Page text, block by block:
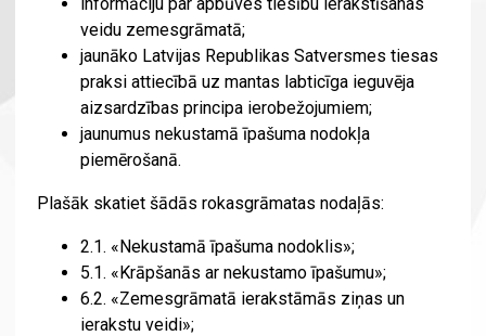
veidu zemesgrāmatā;
jaunāko Latvijas Republikas Satversmes tiesas
praksi attiecībā uz mantas labticīga ieguvēja
aizsardzības principa ierobežojumiem;
jaunumus nekustamā īpašuma nodokļa
piemērošanā.
Plašāk skatiet šādās rokasgrāmatas nodaļās:
2.1. «Nekustamā īpašuma nodoklis»;
5.1. «Krāpšanās ar nekustamo īpašumu»;
6.2. «Zemesgrāmatā ierakstāmās ziņas un
ierakstu veidi»;